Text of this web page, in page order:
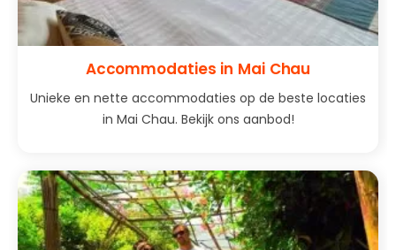
Accommodaties in Mai Chau
Unieke en nette accommodaties op de beste locaties
in Mai Chau. Bekijk ons aanbod!